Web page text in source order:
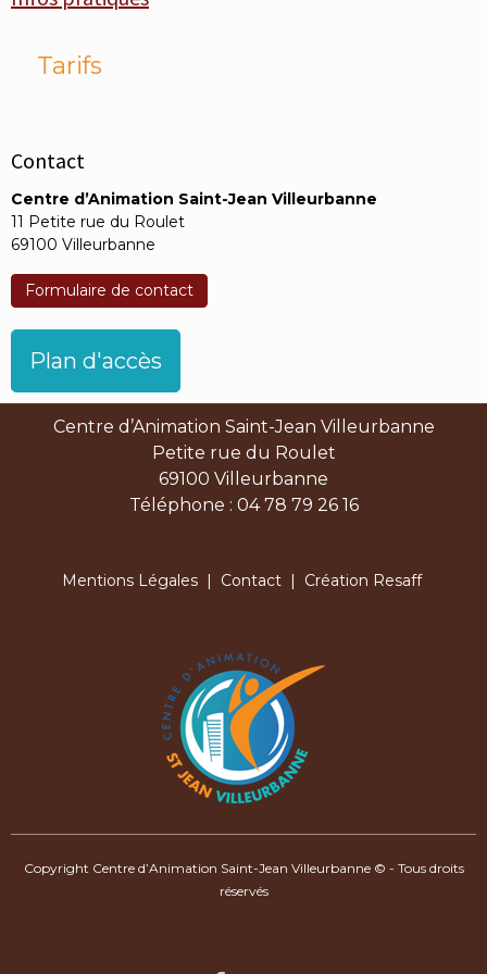
Tarifs
Contact
Centre d’Animation Saint-Jean Villeurbanne
11 Petite rue du Roulet
69100 Villeurbanne
Formulaire de contact
Plan d'accès
Centre d’Animation Saint-Jean Villeurbanne
Petite rue du Roulet
69100 Villeurbanne
Téléphone : 04 78 79 26 16
Mentions Légales| Contact| Création Resaff
Copyright Centre d’Animation Saint-Jean Villeurbanne © - Tous droits
réservés